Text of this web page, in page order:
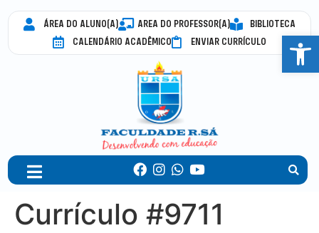
ÁREA DO ALUNO(A) AREA DO PROFESSOR(A)
BIBLIOTECA
CALENDÁRIO ACADÊMICO
ENVIAR CURRÍCULO
Currículo #9711
Abrir